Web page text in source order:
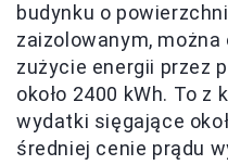
budynku o
zaizolowanym,
zużycie energii przez
około 2400 kWh. To z
wydatki sięgające
średniej cenie prądu